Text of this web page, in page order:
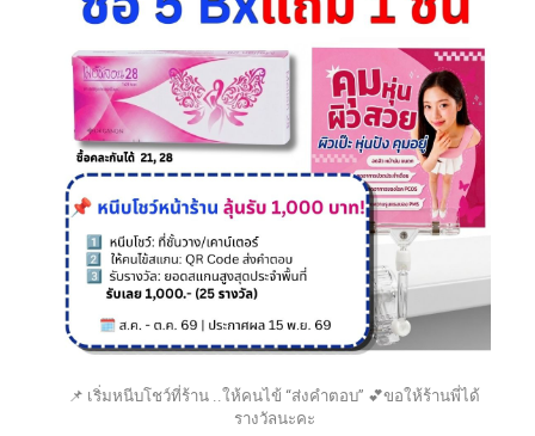
📌 เริ่มหนีบโชว์ที่ร้าน ..ให้คนไข้ “ส่งคำตอบ” 💕ขอให้ร้านพี่ได้
รางวัลนะคะ